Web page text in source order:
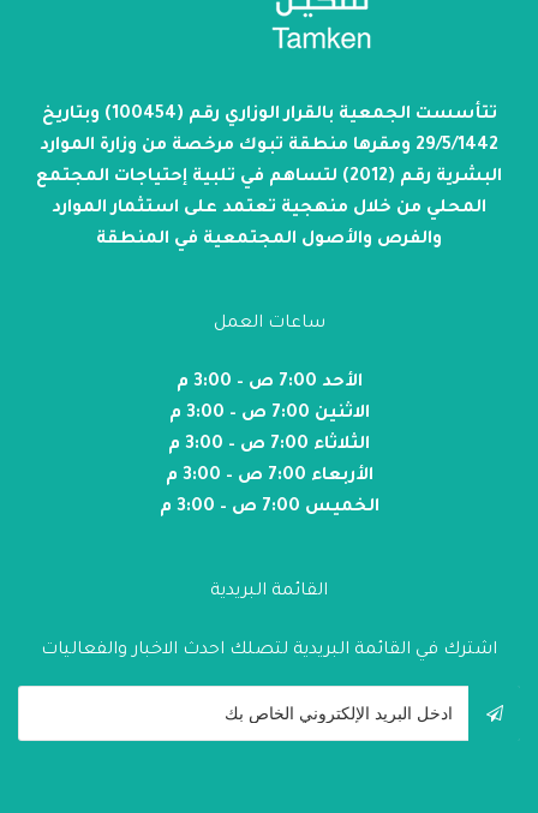
تتأسست الجمعية بالقرار الوزاري رقم (100454) وبتاريخ
29/5/1442 ومقرها منطقة تبوك مرخصة من وزارة الموارد
البشرية رقم (2012) لتساهم في تلبية إحتياجات المجتمع
المحلي من خلال منهجية تعتمد على استثمار الموارد
والفرص والأصول المجتمعية في المنطقة
ساعات العمل
الأحد 7:00 ص – 3:00 م
الاثنين 7:00 ص – 3:00 م
الثلاثاء 7:00 ص – 3:00 م
الأربعاء 7:00 ص – 3:00 م
الخميس 7:00 ص – 3:00 م
القائمة البريدية
اشترك في القائمة البريدية لتصلك احدث الاخبار والفعاليات